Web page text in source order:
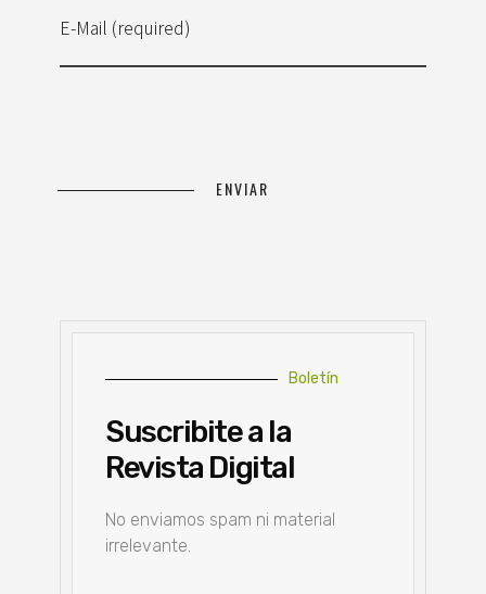
E-Mail (required)
Boletín
Suscribite a la
Revista Digital
No enviamos spam ni material
irrelevante.